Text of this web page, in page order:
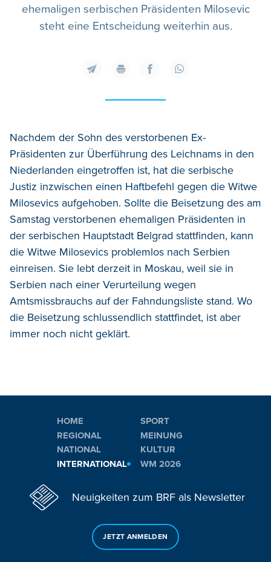
ehemaligen serbischen Präsidenten Milosevic
steht eine Entscheidung weiterhin aus.
Nachdem der Sohn des verstorbenen Ex-
Präsidenten zur Überführung des Leichnams in den
Niederlanden eingetroffen ist, hat die serbische
Justiz inzwischen einen Haftbefehl gegen die Witwe
Milosevics aufgehoben. Sollte die Beisetzung des am
Samstag verstorbenen ehemaligen Präsidenten in
der serbischen Hauptstadt Belgrad stattfinden, kann
die Witwe Milosevics problemlos nach Serbien
einreisen. Sie lebt derzeit in Moskau, weil sie in
Serbien nach einer Verurteilung wegen
Amtsmissbrauchs auf der Fahndungsliste stand. Wo
die Beisetzung schlussendlich stattfindet, ist aber
immer noch nicht geklärt.
HOME
REGIONAL
NATIONAL
INTERNATIONAL
SPORT
MEINUNG
KULTUR
WM 2026
Neuigkeiten zum BRF als Newsletter
JETZT ANMELDEN